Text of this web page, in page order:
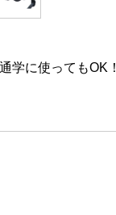
学に使ってもOK！